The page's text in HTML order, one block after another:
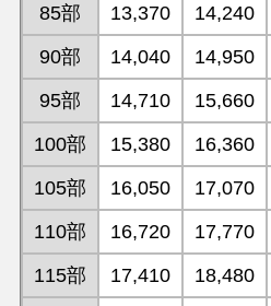
85部
13,370 14,240
90部
14,040 14,950
95部
14,710 15,660
100部
15,380 16,360
105部
16,050 17,070
110部
16,720 17,770
115部
17,410 18,480